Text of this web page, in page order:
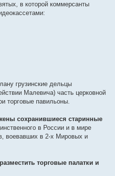
в которой коммерсанты
грузинские дельцы
Малевича) часть церковной
торговые павильоны.
сохранившиеся старинные
в России и в мире
воевавших в 2-х Мировых и
торговые палатки и